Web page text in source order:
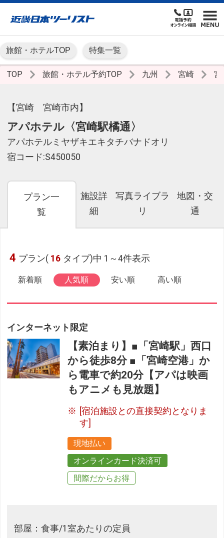
旅館・ホテルTOP 特集一覧
TOP 旅館・ホテル予約TOP 九州 宮崎 宮
【宮崎 宮崎市内】
アパホテル〈宮崎駅橘通〉
アパホテルミヤザキエキタチバナドオリ
宿コード:S450050
プラン一
覧
施設詳
細
写真ライブラ
リ
地図・交
通
4 プラン( 16 タイプ)中 1～4件表示
新着順 人気順 安い順 高い順
インターネット限定
【素泊まり】■「宮崎駅」西口
から徒歩8分 ■「宮崎空港」か
ら電車で約20分【アパは映画
もアニメも見放題】
[宿泊施設との直接契約となりま
す]
現地払い
オンラインカード決済可
間際だからお得
部屋：食事/1室あたりの定員